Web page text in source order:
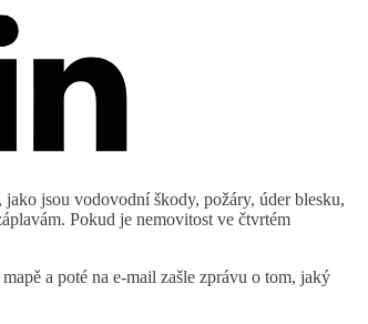
jsou vodovodní škody, požáry, úder blesku,
Pokud je nemovitost ve čtvrtém
a poté na e-mail zašle zprávu o tom, jaký